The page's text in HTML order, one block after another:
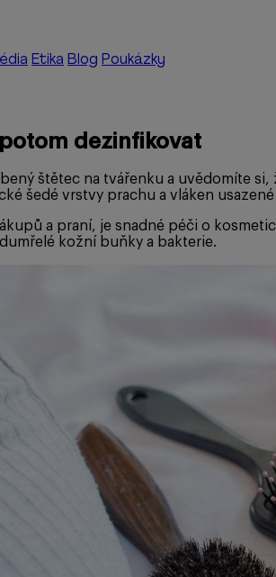
Etika Blog Poukázky
dezinfikovat
štětec na tvářenku a uvědomíte
šedé vrstvy prachu a vláken
a praní, je snadné péči o
kožní buňky a bakterie.